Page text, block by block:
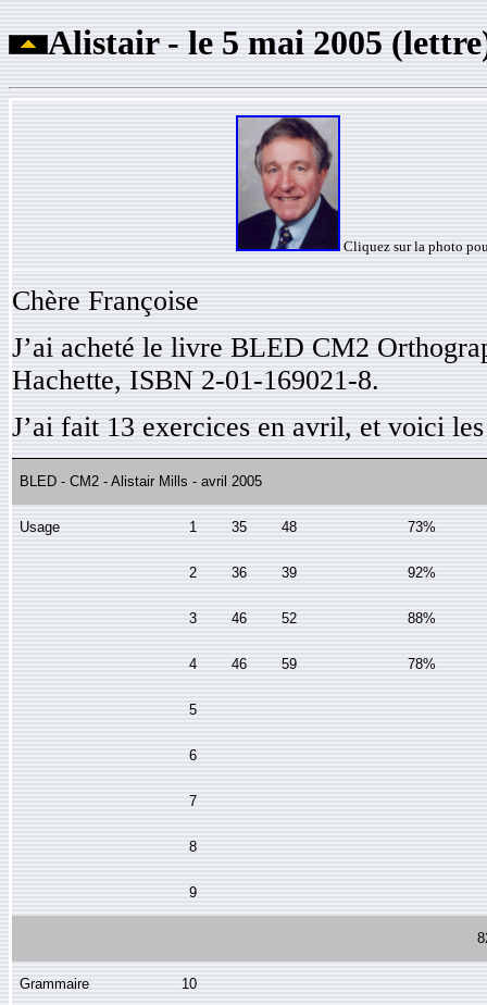
Alistair - le 5 mai 2005
Cliquez sur la photo
Chère Françoise
J’ai acheté le livre BLED CM2
Hachette, ISBN 2-01-169021-8.
J’ai fait 13 exercices en avril, et voici
BLED - CM2 - Alistair Mills - avril 2005
Usage 1 35 48 73%
2 36 39 92%
3 46 52 88%
4 46 59 78%
5
6
7
8
9
Grammaire 10